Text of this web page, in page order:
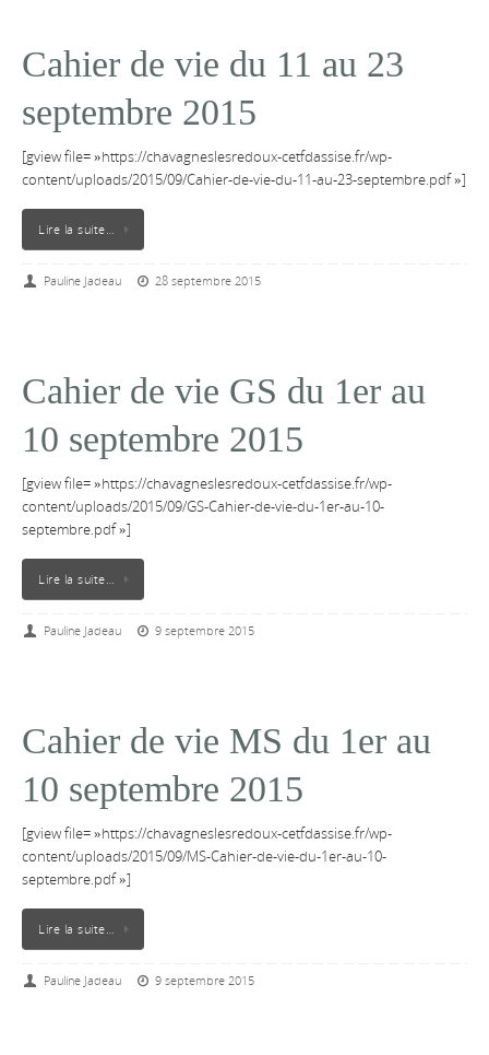
Cahier de vie du 11 au 23
septembre 2015
[gview file= »https://chavagneslesredoux-cetfdassise.fr/wp-
content/uploads/2015/09/Cahier-de-vie-du-11-au-23-septembre.pdf »]
Lire la suite…
Pauline Jadeau 28 septembre 2015
Cahier de vie GS du 1er au
10 septembre 2015
[gview file= »https://chavagneslesredoux-cetfdassise.fr/wp-
content/uploads/2015/09/GS-Cahier-de-vie-du-1er-au-10-
septembre.pdf »]
Lire la suite…
Pauline Jadeau 9 septembre 2015
Cahier de vie MS du 1er au
10 septembre 2015
[gview file= »https://chavagneslesredoux-cetfdassise.fr/wp-
content/uploads/2015/09/MS-Cahier-de-vie-du-1er-au-10-
septembre.pdf »]
Lire la suite…
Pauline Jadeau 9 septembre 2015